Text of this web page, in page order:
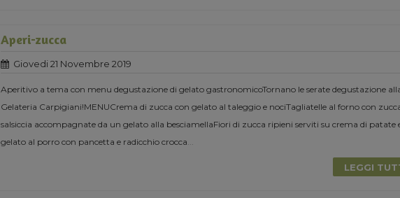
Aperi-zucca
Giovedi 21 Novembre 2019
Aperitivo a tema con menu degustazione di gelato gastronomicoTornano le serate degustazione
Gelateria Carpigiani!MENUCrema di zucca con gelato al taleggio e nociTagliatelle al forno con
salsiccia accompagnate da un gelato alla besciamellaFiori di zucca ripieni serviti su crema di patate
gelato al porro con pancetta e radicchio crocca...
LEGGI